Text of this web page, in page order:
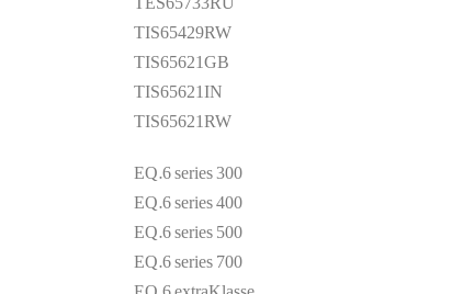
TIS65429RW
TIS65621GB
TIS65621IN
TIS65621RW
EQ.6 series 300
EQ.6 series 400
EQ.6 series 500
EQ.6 series 700